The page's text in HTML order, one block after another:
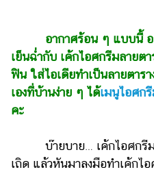
หญิง
ผู้ชาย
สุขภาพ
เที่ยว
อากาศร้อน ๆ แบบนี้
เย็นฉ่ำกับ เค้กไอศกรีมลายตา
ฟิน ใส่ไอเดียทำเป็นลายตาร
เองที่บ้านง่าย ๆ ได้เมนูไอศก
คะ
บ๊ายบาย… เค้กไอศกรีมร
เถิด แล้วหันมาลงมือทำเค้กไ